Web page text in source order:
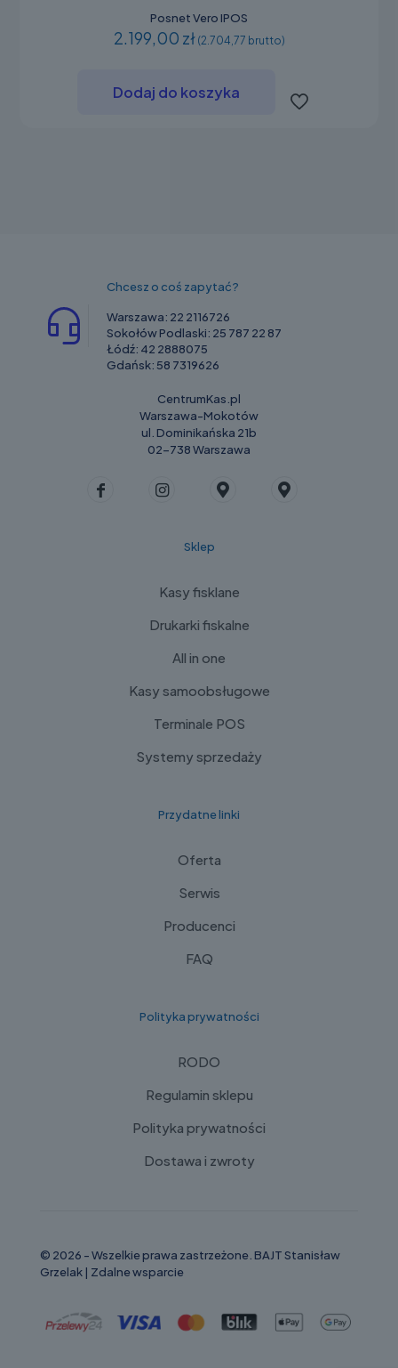
Posnet Vero IPOS
2.199,00 zł (2.704,77 brutto)
Dodaj do koszyka
Chcesz o coś zapytać?
Warszawa: 22 2116726
Sokołów Podlaski: 25 787 22 87
Łódź: 42 2888075
Gdańsk: 58 7319626
CentrumKas.pl
Warszawa-Mokotów
ul. Dominikańska 21b
02-738 Warszawa
Sklep
Kasy fisklane
Drukarki fiskalne
All in one
Kasy samoobsługowe
Terminale POS
Systemy sprzedaży
Przydatne linki
Oferta
Serwis
Producenci
FAQ
Polityka prywatności
RODO
Regulamin sklepu
Polityka prywatności
Dostawa i zwroty
© 2026 - Wszelkie prawa zastrzeżone. BAJT Stanisław
Grzelak | Zdalne wsparcie